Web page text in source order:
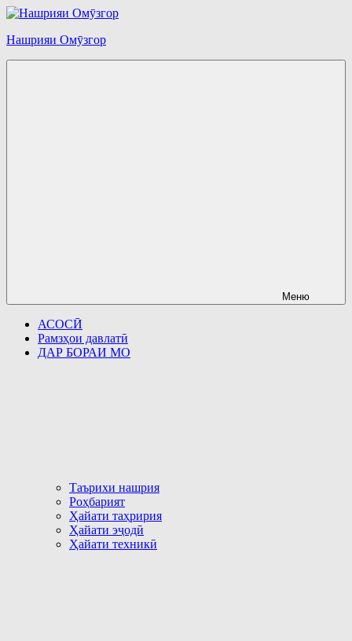
Перейти
содержимому
Нашрияи Омӯзгор
Меню
АСОСӢ
Рамзҳои давлатӣ
ДАР БОРАИ МО
Таърихи нашрия
Роҳбарият
Ҳайати таҳририя
Ҳайати эҷодӣ
Ҳайати техникӣ